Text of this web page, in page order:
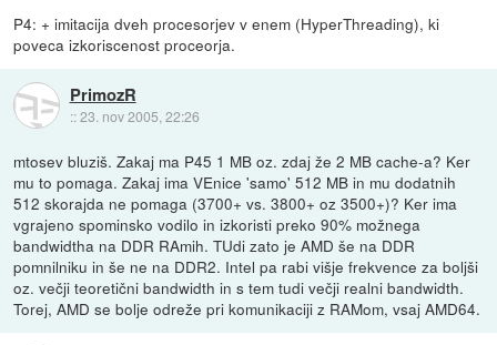
P4: + imitacija dveh procesorjev v enem (HyperThreading), ki
poveca izkoriscenost proceorja.
PrimozR
::23. nov 2005, 22:26
mtosev bluziš. Zakaj ma P45 1 MB oz. zdaj že 2 MB cache-a? Ker
mu to pomaga. Zakaj ima VEnice 'samo' 512 MB in mu dodatnih
512 skorajda ne pomaga (3700+ vs. 3800+ oz 3500+)? Ker ima
vgrajeno spominsko vodilo in izkoristi preko 90% možnega
bandwidtha na DDR RAmih. TUdi zato je AMD še na DDR
pomnilniku in še ne na DDR2. Intel pa rabi višje frekvence za boljši
oz. večji teoretični bandwidth in s tem tudi večji realni bandwidth.
Torej, AMD se bolje odreže pri komunikaciji z RAMom, vsaj AMD64.